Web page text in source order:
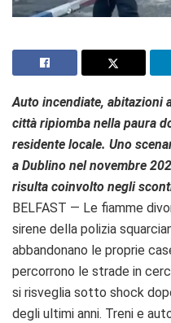
Auto incendiate, abitazioni
città ripiomba nella paura
residente locale. Uno
a Dublino nel novembre
risulta coinvolto negli
BELFAST — Le fiamme
sirene della polizia
abbandonano le proprie
percorrono le strade in
si risveglia sotto shock
degli ultimi anni. Treni e